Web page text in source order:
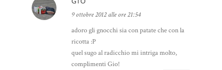
9 ottobre 2012 alle ore 21:54
adoro gli gnocchi sia con patate che con la
ricotta :P
quel sugo al radicchio mi intriga molto,
complimenti Gio!